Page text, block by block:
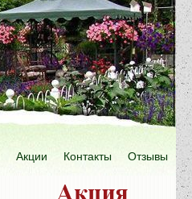
Акции Контакты Отзывы